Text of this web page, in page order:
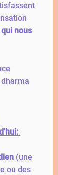
nous
(une
ou des